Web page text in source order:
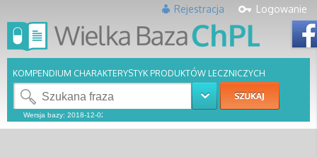
Logowanie
Rejestracja
KOMPENDIUM CHARAKTERYSTYK PRODUKTÓW LECZNICZYCH